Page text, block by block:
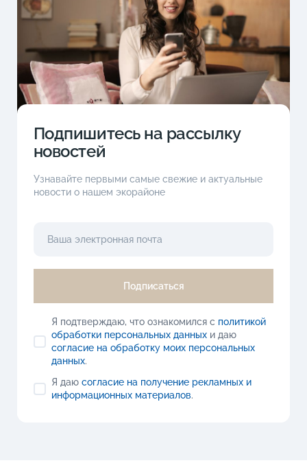
Подпишитесь на рассылку
новостей
Узнавайте первыми самые свежие и актуальные
новости о нашем экорайоне
Подписаться
Я подтверждаю, что ознакомился с политикой
обработки персональных данныхи даю
согласие на обработку моих персональных
данных.
Я даю согласие на получение рекламных и
информационных материалов.